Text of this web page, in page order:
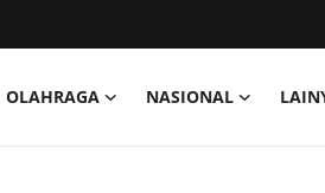
OLAHRAGA NASIONAL